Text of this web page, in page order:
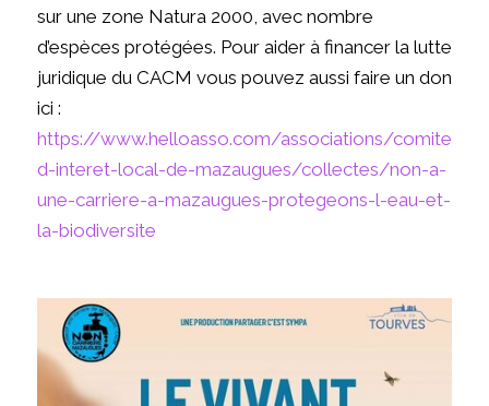
sur une zone Natura 2000, avec nombre
d’espèces protégées. Pour aider à financer la lutte
juridique du CACM vous pouvez aussi faire un don
ici :
https://www.helloasso.com/associations/comite-
d-interet-local-de-mazaugues/collectes/non-a-
une-carriere-a-mazaugues-protegeons-l-eau-et-
la-biodiversite